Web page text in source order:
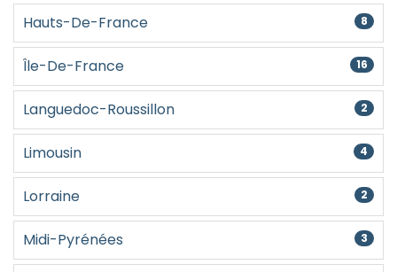
Hauts-De-France 8
Île-De-France 16
Languedoc-Roussillon 2
Limousin 4
Lorraine 2
Midi-Pyrénées 3